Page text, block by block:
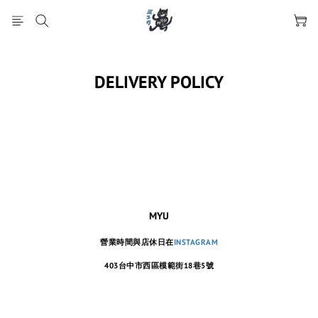
DELIVERY POLICY
MYU
營業時間與店休日在INSTAGRAM
403台中市西區模範街18巷5號